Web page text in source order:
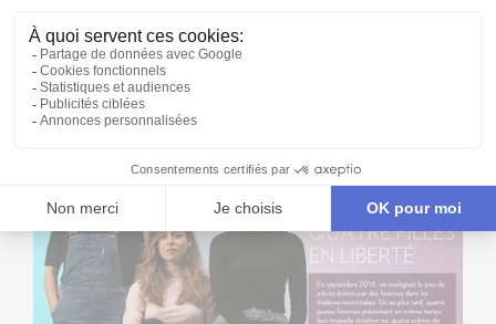
nouvelle création promet de ne laisser personne
indifférent ...